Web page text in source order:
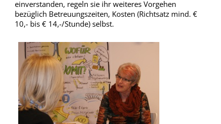
einverstanden, regeln sie ihr weiteres Vorgehen
bezüglich Betreuungszeiten, Kosten (Richtsatz mind. €
10,- bis € 14,-/Stunde) selbst.